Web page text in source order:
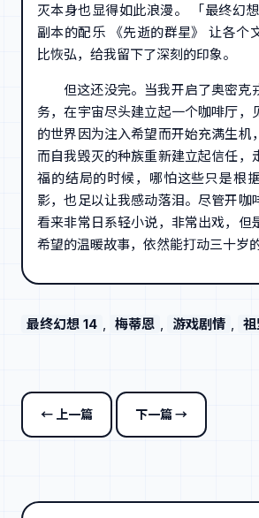
灭本身也显得如此浪漫。 「最终幻
副本的配乐 《先逝的群星》 让各个
比恢弘，给我留下了深刻的印象。
但这还没完。当我开启了奥密克
务，在宇宙尽头建立起一个咖啡厅，
的世界因为注入希望而开始充满生机
而自我毁灭的种族重新建立起信任，
福的结局的时候，哪怕这些只是根
影，也足以让我感动落泪。尽管开咖
看来非常日系轻小说，非常出戏，但
希望的温暖故事，依然能打动三十岁的
最终幻想 14 , 梅蒂恩 , 游戏剧情 ,
← 上一篇 下一篇 →